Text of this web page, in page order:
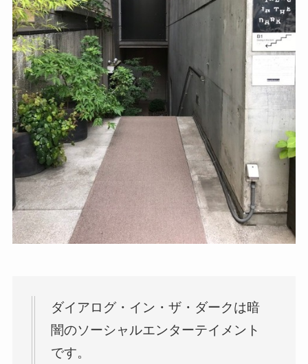
ダイアログ・イン・ザ・ダークは暗
闇のソーシャルエンターテイメント
です。